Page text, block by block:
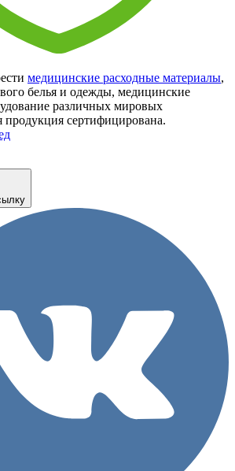
медицинские расходные материалы,
белья и одежды, медицинские
различных мировых
продукция сертифицирована.